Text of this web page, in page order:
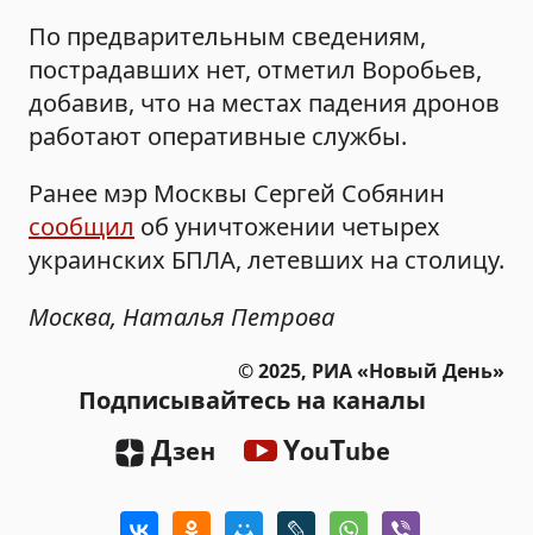
По предварительным сведениям,
пострадавших нет, отметил Воробьев,
добавив, что на местах падения дронов
работают оперативные службы.
Ранее мэр Москвы Сергей Собянин
сообщил об уничтожении четырех
украинских БПЛА, летевших на столицу.
Москва, Наталья Петрова
© 2025, РИА «Новый День»
Подписывайтесь на каналы
Дзен YouTube